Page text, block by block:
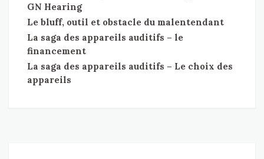
GN Hearing
Le bluff, outil et obstacle du malentendant
La saga des appareils auditifs – le
financement
La saga des appareils auditifs – Le choix des
appareils